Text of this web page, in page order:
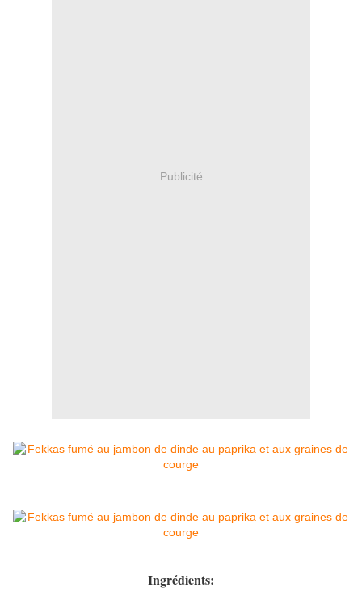
Publicité
Ingrédients: